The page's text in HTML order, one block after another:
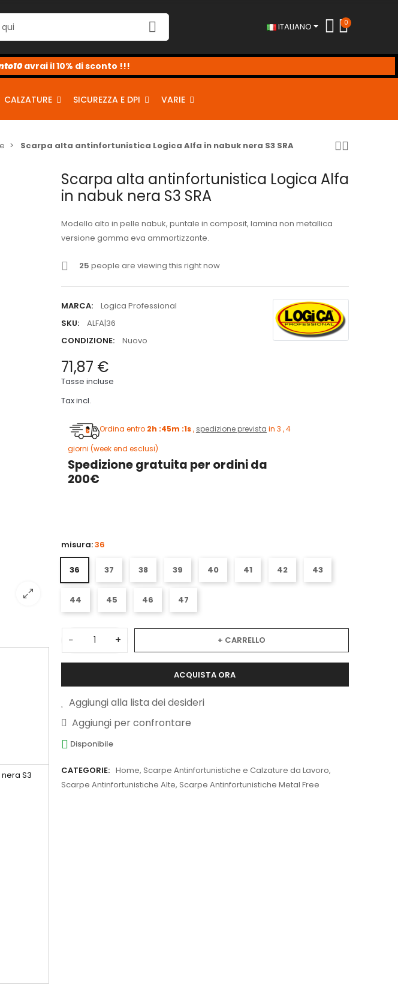
ITALIANO 0
CALZATURE SICUREZZA E DPI VARIE
Scarpa alta antinfortunistica Logica Alfa in nabuk nera S3 SRA
S3
Scarpa alta antinfortunistica Logica Alfa
in nabuk nera S3 SRA
Modello alto in pelle nabuk, puntale in composit, lamina non metallica
versione gomma eva ammortizzante.
25 people are viewing this right now
MARCA:
Logica Professional
SKU:
ALFA|36
CONDIZIONE:
Nuovo
71,87 €
Tasse incluse
Tax incl.
Ordina entro 2h :45m :0s ,spedizione previstain 3 , 4
giorni (week end esclusi)
Spedizione gratuita per ordini da
200€
misura:36
36 37 38 39 40 41 42 43
44 45 46 47
− + + CARRELLO
ACQUISTA ORA
Aggiungi alla lista dei desideri
Aggiungi per confrontare
Disponibile
CATEGORIE: Home, Scarpe Antinfortunistiche e Calzature da Lavoro,
Scarpe Antinfortunistiche Alte, Scarpe Antinfortunistiche Metal Free